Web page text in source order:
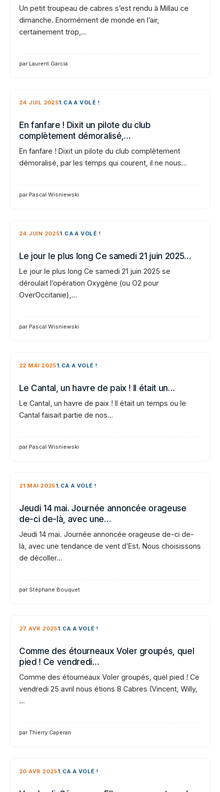
Un petit troupeau de cabres s’est rendu à Millau ce
dimanche. Enormément de monde en l’air,
certainement trop,…
par Laurent Garcia
24 JUIL 20251.CA A VOLÉ !
En fanfare ! Dixit un pilote du club
complètement démoralisé,…
En fanfare ! Dixit un pilote du club complètement
démoralisé, par les temps qui courent, il ne nous…
par Pascal Wisniewski
24 JUIN 20251.CA A VOLÉ !
Le jour le plus long Ce samedi 21 juin 2025…
Le jour le plus long Ce samedi 21 juin 2025 se
déroulait l’opération Oxygène (ou O2 pour
OverOccitanie),…
par Pascal Wisniewski
22 MAI 20251.CA A VOLÉ !
Le Cantal, un havre de paix ! Il était un…
Le Cantal, un havre de paix ! Il était un temps ou le
Cantal faisait partie de nos…
par Pascal Wisniewski
21 MAI 20251.CA A VOLÉ !
Jeudi 14 mai. Journée annoncée orageuse
de-ci de-là, avec une…
Jeudi 14 mai. Journée annoncée orageuse de-ci de-
là, avec une tendance de vent d’Est. Nous choisissons
de décoller…
par Stéphane Bouquet
27 AVR 20251.CA A VOLÉ !
Comme des étourneaux Voler groupés, quel
pied ! Ce vendredi…
Comme des étourneaux Voler groupés, quel pied ! Ce
vendredi 25 avril nous étions 8 Cabres (Vincent, Willy,
…
par Thierry Caperan
20 AVR 20251.CA A VOLÉ !